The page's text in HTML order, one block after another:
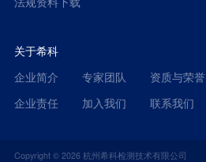
关于希科
企业简介
专家团队 资质与荣誉
企业责任
加入我们 联系我们
Copyright © 2026杭州希科检测技术有限公司